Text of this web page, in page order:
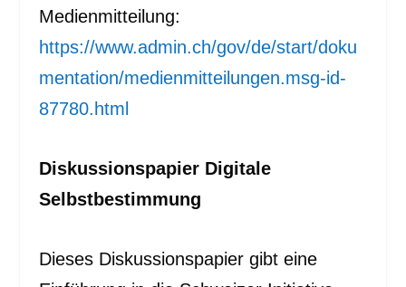
Medienmitteilung:
https://www.admin.ch/gov/de/start/doku
mentation/medienmitteilungen.msg-id-
87780.html
Diskussionspapier Digitale
Selbstbestimmung
Dieses Diskussionspapier gibt eine